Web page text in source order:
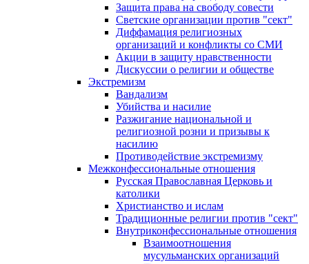
Защита права на свободу совести
Светские организации против "сект"
Диффамация религиозных
организаций и конфликты со СМИ
Акции в защиту нравственности
Дискуссии о религии и обществе
Экстремизм
Вандализм
Убийства и насилие
Разжигание национальной и
религиозной розни и призывы к
насилию
Противодействие экстремизму
Межконфессиональные отношения
Русская Православная Церковь и
католики
Христианство и ислам
Традиционные религии против "сект"
Внутриконфессиональные отношения
Взаимоотношения
мусульманских организаций